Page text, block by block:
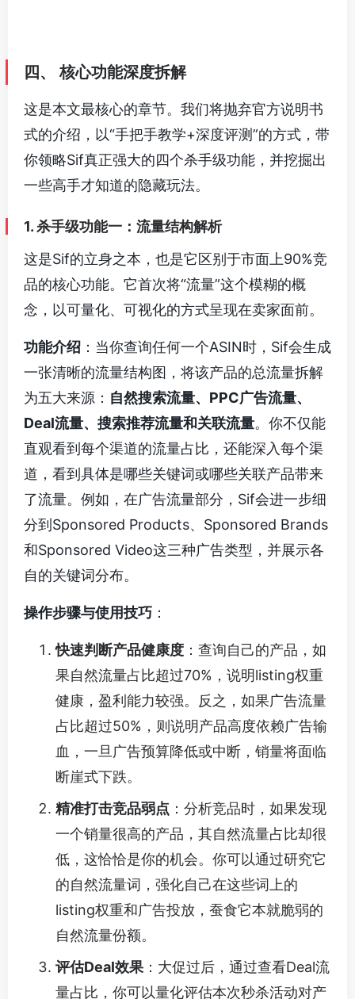
四、 核心功能深度拆解
这是本文最核心的章节。我们将抛弃官方说明书
式的介绍，以“手把手教学+深度评测”的方式，带
你领略Sif真正强大的四个杀手级功能，并挖掘出
一些高手才知道的隐藏玩法。
1. 杀手级功能一：流量结构解析
这是Sif的立身之本，也是它区别于市面上90%竞
品的核心功能。它首次将“流量”这个模糊的概
念，以可量化、可视化的方式呈现在卖家面前。
功能介绍 ：当你查询任何一个ASIN时，Sif会生成
一张清晰的流量结构图，将该产品的总流量拆解
为五大来源： 自然搜索流量、PPC广告流量、
Deal流量、搜索推荐流量和关联流量。你不仅能
直观看到每个渠道的流量占比，还能深入每个渠
道，看到具体是哪些关键词或哪些关联产品带来
了流量。例如，在广告流量部分，Sif会进一步细
分到Sponsored Products、Sponsored Brands
和Sponsored Video这三种广告类型，并展示各
自的关键词分布。
操作步骤与使用技巧 ：
快速判断产品健康度 ：查询自己的产品，如
果自然流量占比超过70%，说明listing权重
健康，盈利能力较强。反之，如果广告流量
占比超过50%，则说明产品高度依赖广告输
血，一旦广告预算降低或中断，销量将面临
断崖式下跌。
精准打击竞品弱点 ：分析竞品时，如果发现
一个销量很高的产品，其自然流量占比却很
低，这恰恰是你的机会。你可以通过研究它
的自然流量词，强化自己在这些词上的
listing权重和广告投放，蚕食它本就脆弱的
自然流量份额。
评估Deal效果 ：大促过后，通过查看Deal流
量占比，你可以量化评估本次秒杀活动对产